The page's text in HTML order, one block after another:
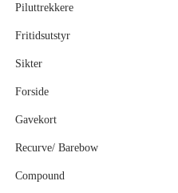
Piluttrekkere
Fritidsutstyr
Sikter
Forside
Gavekort
Recurve/ Barebow
Compound